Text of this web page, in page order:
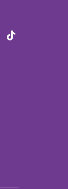
Instagram